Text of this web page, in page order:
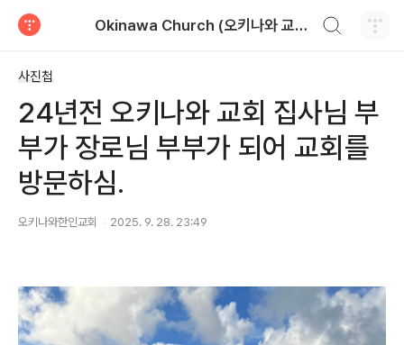
Okinawa Church (오키나와 교회)
사진첩
24년전 오키나와 교회 집사님 부
부가 장로님 부부가 되어 교회를
방문하심.
오키나와한인교회 2025. 9. 28. 23:49